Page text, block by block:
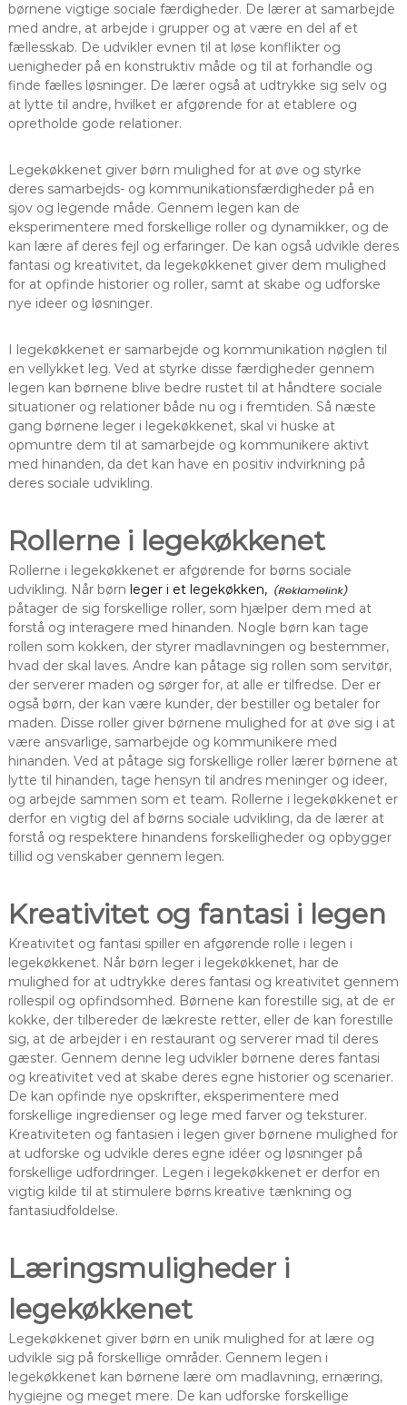
børnene vigtige sociale færdigheder. De lærer at samarbejde
med andre, at arbejde i grupper og at være en del af et
fællesskab. De udvikler evnen til at løse konflikter og
uenigheder på en konstruktiv måde og til at forhandle og
finde fælles løsninger. De lærer også at udtrykke sig selv og
at lytte til andre, hvilket er afgørende for at etablere og
opretholde gode relationer.
Legekøkkenet giver børn mulighed for at øve og styrke
deres samarbejds- og kommunikationsfærdigheder på en
sjov og legende måde. Gennem legen kan de
eksperimentere med forskellige roller og dynamikker, og de
kan lære af deres fejl og erfaringer. De kan også udvikle deres
fantasi og kreativitet, da legekøkkenet giver dem mulighed
for at opfinde historier og roller, samt at skabe og udforske
nye ideer og løsninger.
I legekøkkenet er samarbejde og kommunikation nøglen til
en vellykket leg. Ved at styrke disse færdigheder gennem
legen kan børnene blive bedre rustet til at håndtere sociale
situationer og relationer både nu og i fremtiden. Så næste
gang børnene leger i legekøkkenet, skal vi huske at
opmuntre dem til at samarbejde og kommunikere aktivt
med hinanden, da det kan have en positiv indvirkning på
deres sociale udvikling.
Rollerne i legekøkkenet
Rollerne i legekøkkenet er afgørende for børns sociale
udvikling. Når børn leger i et legekøkken,
påtager de sig forskellige roller, som hjælper dem med at
forstå og interagere med hinanden. Nogle børn kan tage
rollen som kokken, der styrer madlavningen og bestemmer,
hvad der skal laves. Andre kan påtage sig rollen som servitør,
der serverer maden og sørger for, at alle er tilfredse. Der er
også børn, der kan være kunder, der bestiller og betaler for
maden. Disse roller giver børnene mulighed for at øve sig i at
være ansvarlige, samarbejde og kommunikere med
hinanden. Ved at påtage sig forskellige roller lærer børnene at
lytte til hinanden, tage hensyn til andres meninger og ideer,
og arbejde sammen som et team. Rollerne i legekøkkenet er
derfor en vigtig del af børns sociale udvikling, da de lærer at
forstå og respektere hinandens forskelligheder og opbygger
tillid og venskaber gennem legen.
Kreativitet og fantasi i legen
Kreativitet og fantasi spiller en afgørende rolle i legen i
legekøkkenet. Når børn leger i legekøkkenet, har de
mulighed for at udtrykke deres fantasi og kreativitet gennem
rollespil og opfindsomhed. Børnene kan forestille sig, at de er
kokke, der tilbereder de lækreste retter, eller de kan forestille
sig, at de arbejder i en restaurant og serverer mad til deres
gæster. Gennem denne leg udvikler børnene deres fantasi
og kreativitet ved at skabe deres egne historier og scenarier.
De kan opfinde nye opskrifter, eksperimentere med
forskellige ingredienser og lege med farver og teksturer.
Kreativiteten og fantasien i legen giver børnene mulighed for
at udforske og udvikle deres egne idéer og løsninger på
forskellige udfordringer. Legen i legekøkkenet er derfor en
vigtig kilde til at stimulere børns kreative tænkning og
fantasiudfoldelse.
Læringsmuligheder i
legekøkkenet
Legekøkkenet giver børn en unik mulighed for at lære og
udvikle sig på forskellige områder. Gennem legen i
legekøkkenet kan børnene lære om madlavning, ernæring,
hygiejne og meget mere. De kan udforske forskellige